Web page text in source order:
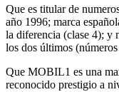
Que es titular de
año 1996; marca
la diferencia (clase 4); y
los dos últimos
Que MOBIL1 es una
reconocido prestigio a